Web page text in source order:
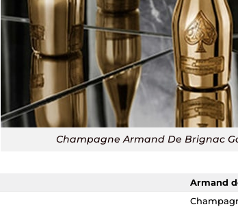
Champagne Armand De Brignac
Armand